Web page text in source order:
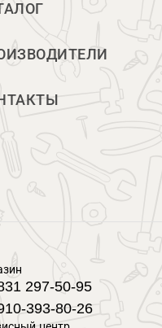
297-50-95
393-80-26